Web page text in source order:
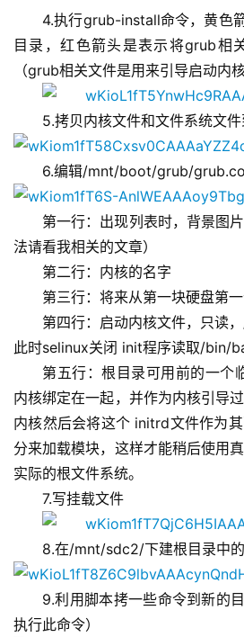
4.执行grub-install命令，黄色
目录，红色箭头是表示将grub相
（grub相关文件是用来引导启动内
5.拷贝内核文件和文件系统文
6.编辑/mnt/boot/grub/
第一行：出现列表时，背景图
法请看我相关的文章）
第二行：内核的名字
第三行：将来从第一块硬盘第
第四行：启动内核文件，只读
此时selinux关闭 init程序读取/bin/
第五行：根目录可用前的一个
内核绑定在一起，并作为内核引导
内核然后会将这个 initrd文件作为
分来加载模块，这样才能稍后使用
实际的根文件系统。
7.写挂载文件
8.在/mnt/sdc2/下建根目录中
9.利用脚本拷一些命令到新的
执行此命令）